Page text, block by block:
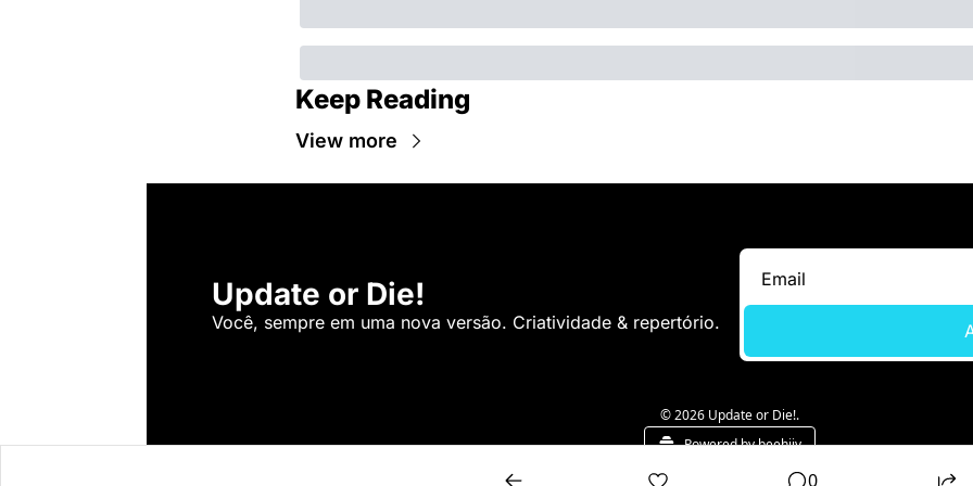
Keep Reading
View more
Update or Die!
Você, sempre em uma nova versão. Criatividade & repertório.
© 2026 Update or Die!.
Powered by beehiiv
0